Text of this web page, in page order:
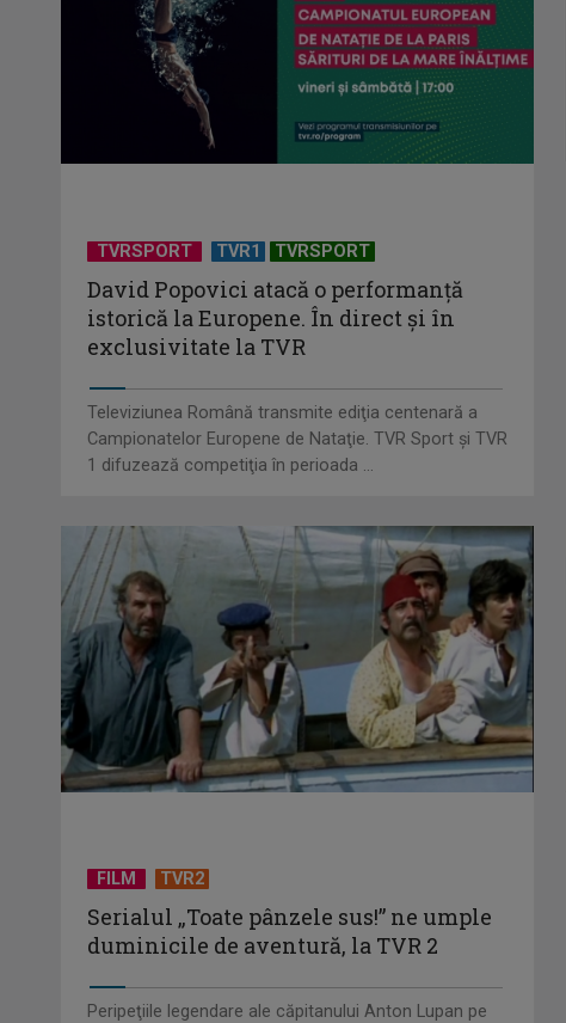
TVRSPORT TVR1 TVRSPORT
David Popovici atacă o performanţă
istorică la Europene. În direct şi în
exclusivitate la TVR
Televiziunea Română transmite ediţia centenară a
Campionatelor Europene de Nataţie. TVR Sport şi TVR
1 difuzează competiţia în perioada ...
FILM TVR2
Serialul „Toate pânzele sus!” ne umple
duminicile de aventură, la TVR 2
Peripeţiile legendare ale căpitanului Anton Lupan pe